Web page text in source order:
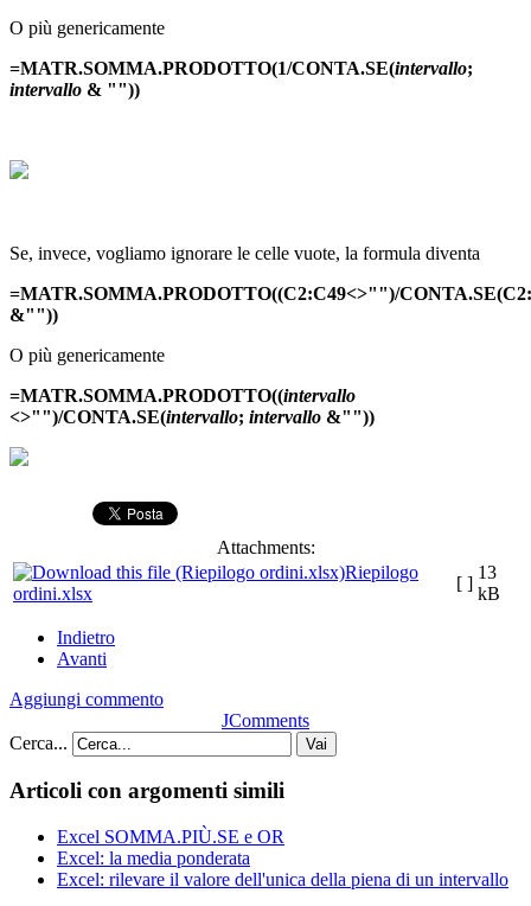
O più genericamente
=MATR.SOMMA.PRODOTTO(1/CONTA.SE(intervallo;
intervallo & ""))
Se, invece, vogliamo ignorare le celle vuote, la formula diventa
=MATR.SOMMA.PRODOTTO((C2:C49<>"")/
&""))
O più genericamente
=MATR.SOMMA.PRODOTTO((intervallo
<>"")/CONTA.SE(intervallo; intervallo &""))
Attachments:
Riepilogo
ordini.xlsx
[ ]
13
kB
Indietro
Avanti
Aggiungi commento
JComments
Cerca...
Vai
Articoli con argomenti simili
Excel SOMMA.PIÙ.SE e OR
Excel: la media ponderata
Excel: rilevare il valore dell'unica della piena di un intervallo